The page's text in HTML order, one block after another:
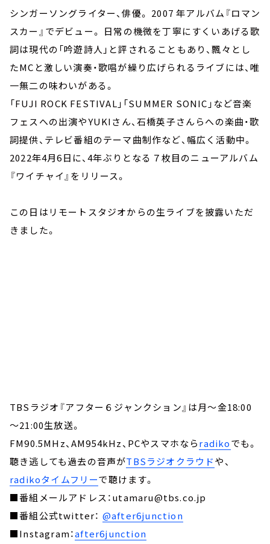
シンガーソングライター、俳優。 2007 年アルバム『ロマン
スカー』でデビュー。 日常の機微を丁寧にすくいあげる歌
詞は現代の「吟遊詩人」と評されることもあり、飄々とし
たMCと激しい演奏・歌唱が繰り広げられるライブには、唯
一無二の味わいがある。
「FUJI ROCK FESTIVAL」「SUMMER SONIC」など音楽
フェスへの出演やYUKIさん、石橋英子さんらへの楽曲・歌
詞提供、テレビ番組のテーマ曲制作など、幅広く活動中。
2022年4月6日に、4年ぶりとなる７枚目のニューアルバム
『ワイチャイ』をリリース。
この日はリモートスタジオからの生ライブを披露いただ
きました。
TBSラジオ『アフター６ジャンクション』は月～金18:00
～21:00生放送。
FM90.5MHz、AM954kHz、PCやスマホならradikoでも。
聴き逃しても過去の音声がTBSラジオクラウドや、
radikoタイムフリーで聴けます。
■番組メールアドレス：utamaru@tbs.co.jp
■番組公式twitter： @after6junction
■Instagram：after6junction